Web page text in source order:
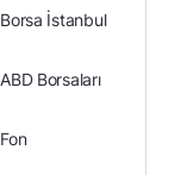
Borsa İstanbul
ABD Borsaları
Fon